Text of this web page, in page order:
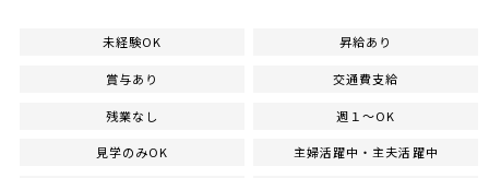
未経験OK 昇給あり
賞与あり 交通費支給
残業なし 週１～OK
見学のみOK 主婦活躍中・主夫活躍中